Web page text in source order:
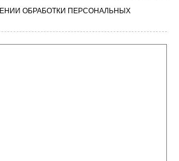
ОБРАБОТКИ ПЕРСОНАЛЬНЫХ